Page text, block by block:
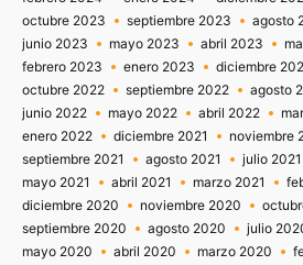
octubre 2023
septiembre 2023 agosto
junio 2023
mayo 2023 abril 2023
febrero 2023
enero 2023 diciembre
octubre 2022
septiembre 2022 agosto
junio 2022
mayo 2022 abril 2022
enero 2022
diciembre 2021 noviembre
septiembre 2021
agosto 2021 julio 2021
mayo 2021
abril 2021 marzo 2021
diciembre 2020
noviembre 2020
septiembre 2020
agosto 2020 julio
mayo 2020
abril 2020 marzo 2020